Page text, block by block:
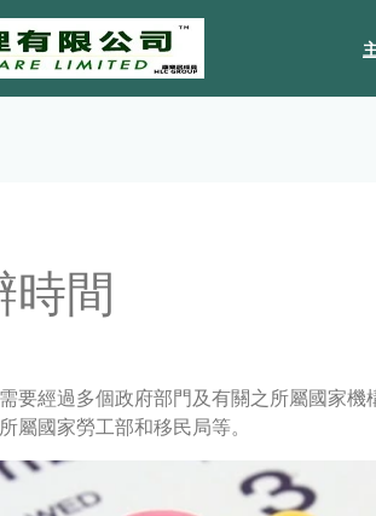
時間
要經過多個政府部門及有關之所屬國家
屬國家勞工部和移民局等。